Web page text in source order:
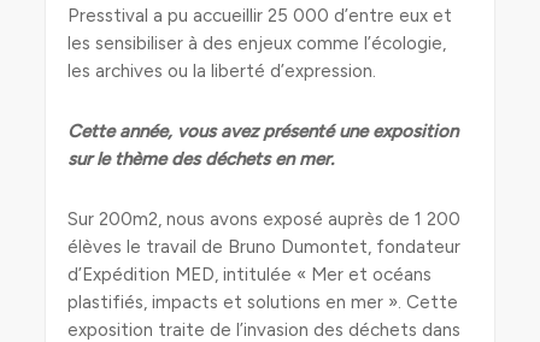
Presstival a pu accueillir 25 000 d’entre eux et
les sensibiliser à des enjeux comme l’écologie,
les archives ou la liberté d’expression.
Cette année, vous avez présenté une exposition
sur le thème des déchets en mer.
Sur 200m2, nous avons exposé auprès de 1 200
élèves le travail de Bruno Dumontet, fondateur
d’Expédition MED, intitulée « Mer et océans
plastifiés, impacts et solutions en mer ». Cette
exposition traite de l’invasion des déchets dans